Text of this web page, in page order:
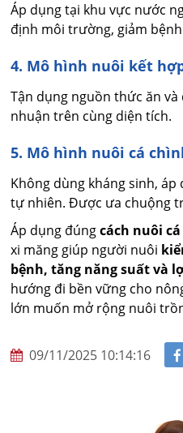
Áp dụng tại khu vực nước
định môi trường, giảm
4. Mô hình nuôi kết
Tận dụng nguồn thức ăn
nhuận trên cùng diện tích.
5. Mô hình nuôi cá
Không dùng kháng sinh,
tự nhiên. Được ưa chuộng
Áp dụng đúngcách nuôi
xi măng giúp người nuôi
bệnh, tăng năng suất và
hướng đi bền vững cho
lớn muốn mở rộng nuôi
09/11/2025 10:14:16